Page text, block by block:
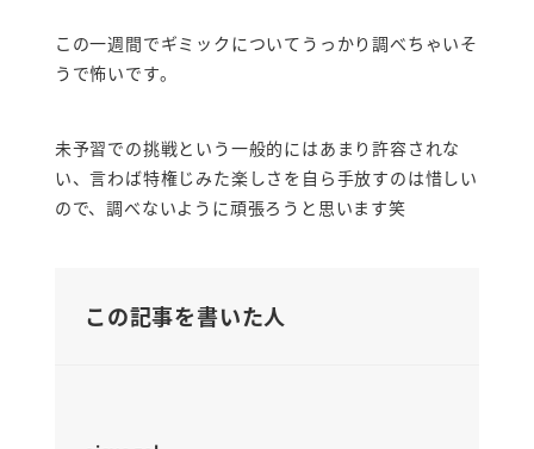
この一週間でギミックについてうっかり調べちゃいそ
うで怖いです。
未予習での挑戦という一般的にはあまり許容されな
い、言わば特権じみた楽しさを自ら手放すのは惜しい
ので、調べないように頑張ろうと思います笑
この記事を書いた人